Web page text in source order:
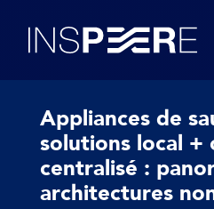
Inspeere
Appliances de
solutions local +
centralisé :
architectures